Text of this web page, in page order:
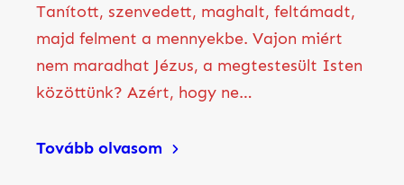
Tanított, szenvedett, maghalt, feltámadt,
majd felment a mennyekbe. Vajon miért
nem maradhat Jézus, a megtestesült Isten
közöttünk? Azért, hogy ne…
Tovább olvasom